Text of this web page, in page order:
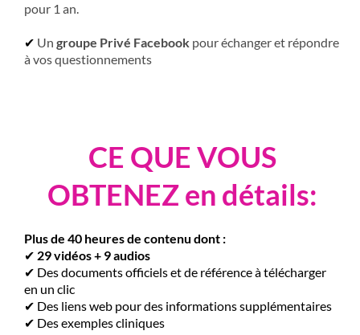
pour 1 an.
✔ Un groupe Privé Facebook pour échanger et répondre
à vos questionnements
CE QUE VOUS
OBTENEZ en détails:
Plus de 40 heures de contenu dont :
✔ 29 vidéos + 9 audios
✔ Des documents officiels et de référence à télécharger
en un clic
✔ Des liens web pour des informations supplémentaires
✔ Des exemples cliniques